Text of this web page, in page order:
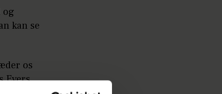
og
kan se
os
Evers,